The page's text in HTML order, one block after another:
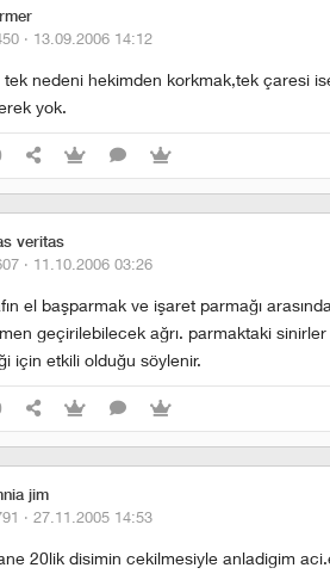
· 13.09.2006 14:12
tek nedeni hekimden korkmak,tek çaresi
yok.
veritas
· 11.10.2006 03:26
el başparmak ve işaret parmağı
geçirilebilecek ağrı. parmaktaki
için etkili olduğu söylenir.
jim
· 27.11.2005 14:53
20lik disimin cekilmesiyle anladigim